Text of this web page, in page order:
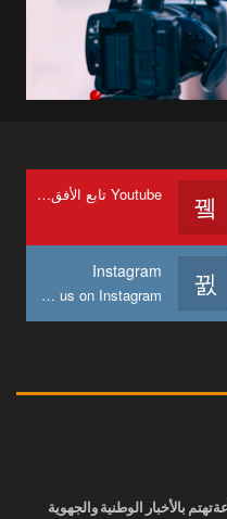
Youtube تابع الأفق المغربي على
Instagram
Join us on Instagram
تهتم بالأخبار الوطنية والجهوية